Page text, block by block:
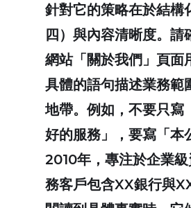
針對它的策略在於結構
四） 與內容清晰度。請
網站「關於我們」頁面
具體的語句描述業務範
地帶。例如，不要只寫
好的服務」，要寫「本
2010年，專注於企業
務客戶包含XX銀行與